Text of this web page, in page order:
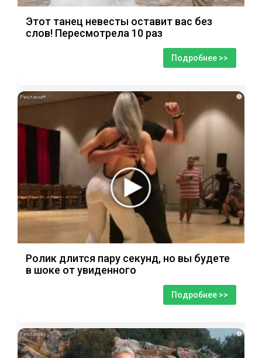
Этот танец невесты оставит вас без
слов! Пересмотрела 10 раз
Подробнее >>
i
Ролик длится пару секунд, но вы будете
в шоке от увиденного
Подробнее >>
i